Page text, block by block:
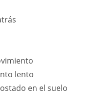
lento
en el suelo